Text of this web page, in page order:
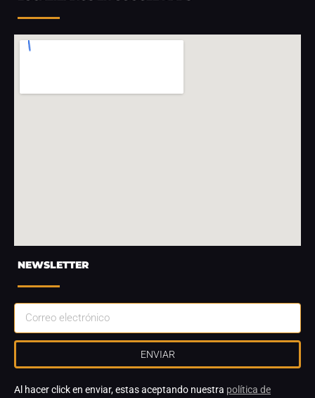
NEWSLETTER
ENVIAR
Al hacer click en enviar, estas aceptando nuestra política de